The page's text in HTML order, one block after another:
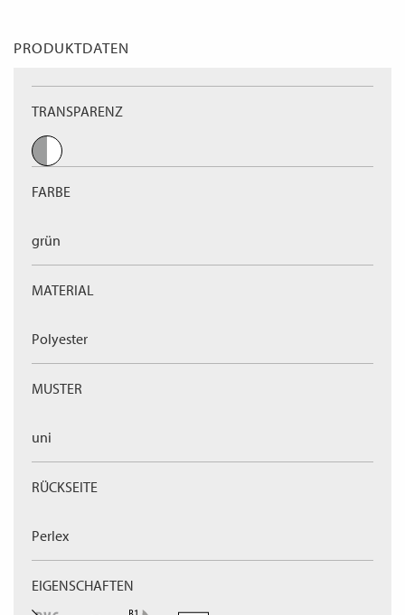
PRODUKTDATEN
TRANSPARENZ
FARBE
grün
MATERIAL
Polyester
MUSTER
uni
RÜCKSEITE
Perlex
EIGENSCHAFTEN